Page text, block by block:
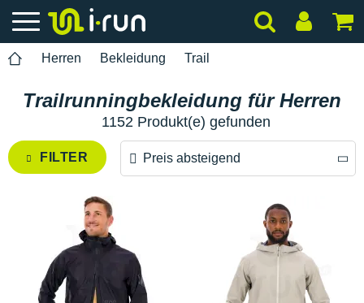
Herren Bekleidung Trail
Trailrunningbekleidung für Herren
1152 Produkt(e) gefunden
FILTER Preis absteigend